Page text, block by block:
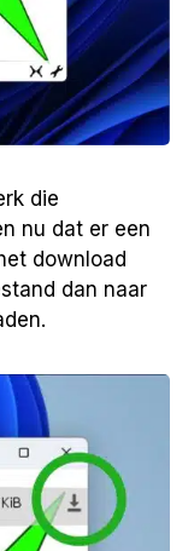
die
nu dat er een
download
dan naar